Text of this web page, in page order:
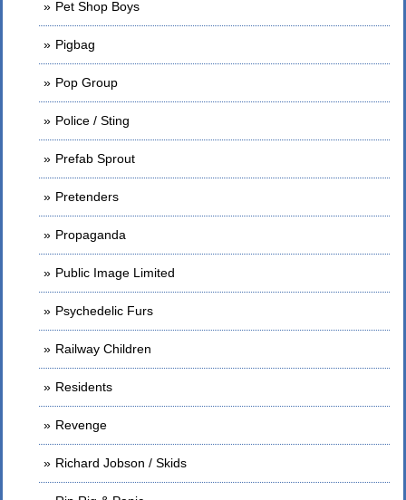
Pet Shop Boys
Pigbag
Pop Group
Police / Sting
Prefab Sprout
Pretenders
Propaganda
Public Image Limited
Psychedelic Furs
Railway Children
Residents
Revenge
Richard Jobson / Skids